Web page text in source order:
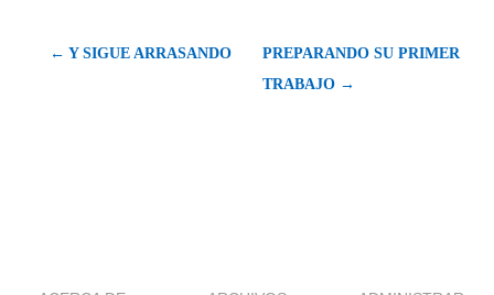
← Y SIGUE ARRASANDO
PREPARANDO SU PRIMER
TRABAJO →